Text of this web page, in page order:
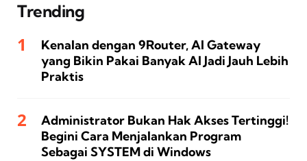
Trending
Kenalan dengan 9Router, AI Gateway
yang Bikin Pakai Banyak AI Jadi Jauh Lebih
Praktis
Administrator Bukan Hak Akses Tertinggi!
Begini Cara Menjalankan Program
Sebagai SYSTEM di Windows